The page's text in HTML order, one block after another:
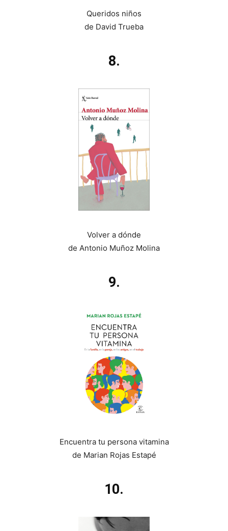
Queridos niños
de David Trueba
8.
Volver a dónde
de Antonio Muñoz Molina
9.
Encuentra tu persona vitamina
de Marian Rojas Estapé
10.